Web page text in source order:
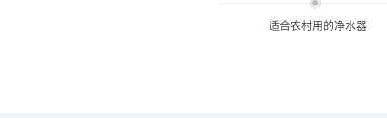
适合农村用的净水器